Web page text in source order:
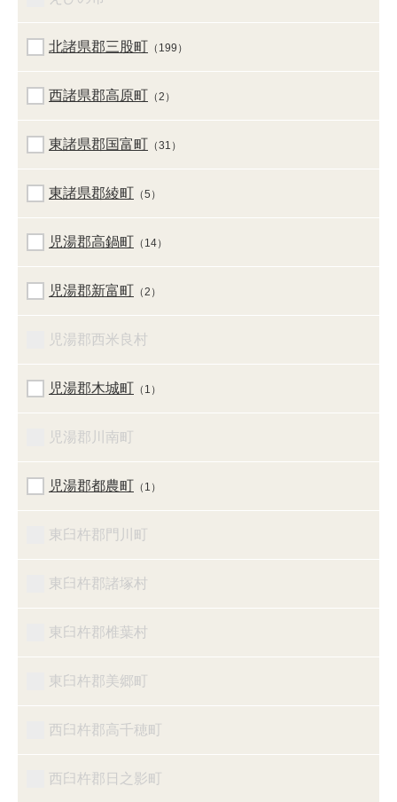
北諸県郡三股町 （199）
西諸県郡高原町 （2）
東諸県郡国富町 （31）
東諸県郡綾町 （5）
児湯郡高鍋町 （14）
児湯郡新富町 （2）
児湯郡西米良村
児湯郡木城町 （1）
児湯郡川南町
児湯郡都農町 （1）
東臼杵郡門川町
東臼杵郡諸塚村
東臼杵郡椎葉村
東臼杵郡美郷町
西臼杵郡高千穂町
西臼杵郡日之影町